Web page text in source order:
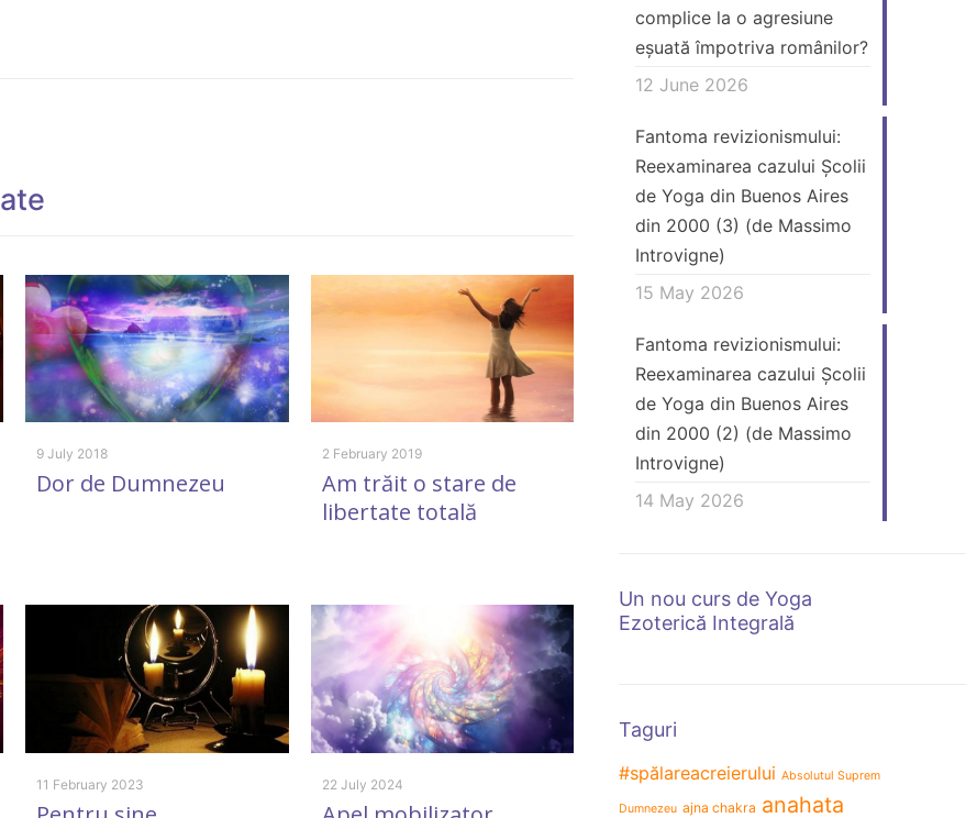
9 July 2018
Dor de Dumnezeu
2 February 2019
Am trăit o stare de
libertate totală
11 February 2023 22 July 2024
9 July 2018
Dumnezeu este mereu
prezent aici şi
complice la o agresiune
eșuată împotriva românilor?
12 June 2026
Fantoma revizionismului:
Reexaminarea cazului Școlii
de Yoga din Buenos Aires
din 2000 (3) (de Massimo
Introvigne)
15 May 2026
Fantoma revizionismului:
Reexaminarea cazului Școlii
de Yoga din Buenos Aires
din 2000 (2) (de Massimo
Introvigne)
14 May 2026
Un nou curs de Yoga
Ezoterică Integrală
Taguri
#spălareacreierului Absolutul Suprem
Dumnezeu ajna chakra anahata